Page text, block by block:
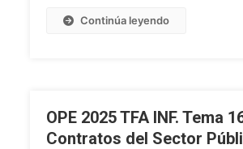
Excluidos.
Régimen
Continúa leyendo
OPE 2025 TFA INF. Tema
Contratos del Sector